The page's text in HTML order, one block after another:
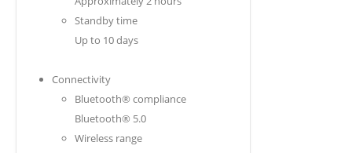
Standby time
Up to 10 days
Connectivity
Bluetooth® compliance
Bluetooth® 5.0
Wireless range